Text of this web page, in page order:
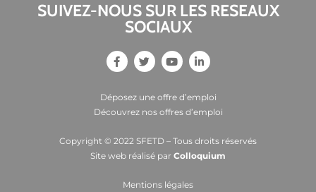
SUIVEZ-NOUS SUR LES RESEAUX
SOCIAUX
Déposez une offre d’emploi
Découvrez nos offres d’emploi
Copyright © 2022 SFETD – Tous droits réservés
Site web réalisé par Colloquium
Mentions légales